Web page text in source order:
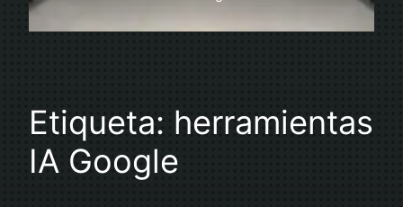
Etiqueta: herramientas
IA Google